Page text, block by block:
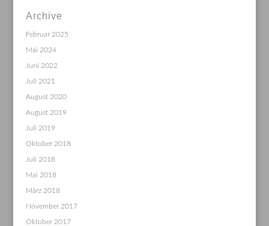
Archive
Februar 2025
Mai 2024
Juni 2022
Juli 2021
August 2020
August 2019
Juli 2019
Oktober 2018
Juli 2018
Mai 2018
März 2018
November 2017
Oktober 2017